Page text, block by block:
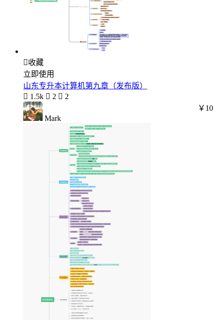
收藏
立即使用
山东专升本计算机第九章（发布版）
 1.5k  2  2
Mark
￥10